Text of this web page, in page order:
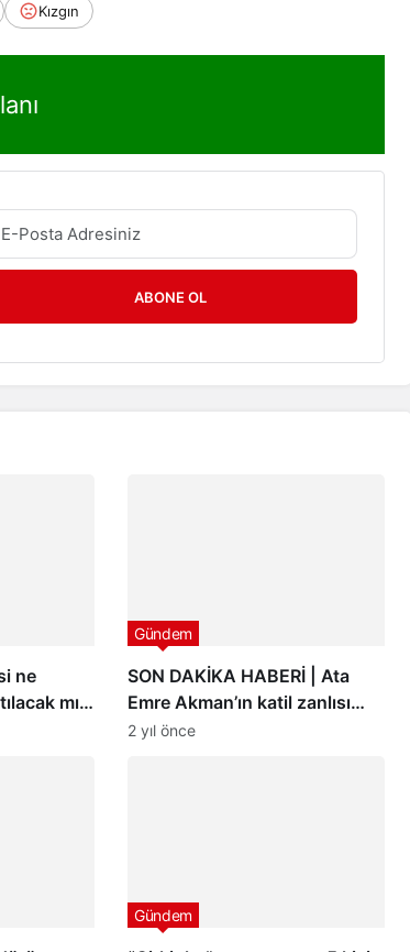
Kızgın
ABONE OL
ne
mı?
SON DAKİKA HABERİ | Ata
Emre Akman’ın katil zanlısı
hakkında istenen ceza belli
Gündem
2 yıl önce
Gündem